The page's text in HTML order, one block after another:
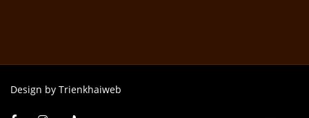
Design by Trienkhaiweb